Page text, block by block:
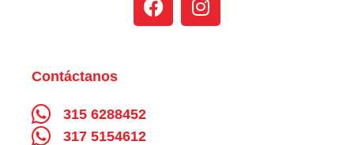
Contáctanos
315 6288452
317 5154612